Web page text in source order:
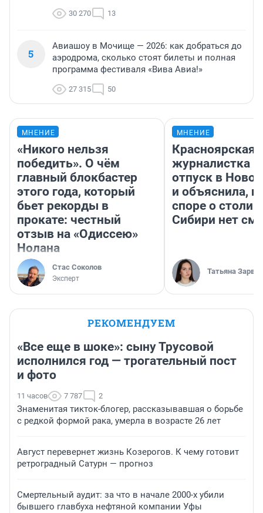
30 270 13
5
Авиашоу в Мочище — 2026: как добраться до
аэродрома, сколько стоят билеты и полная
программа фестиваля «Вива Авиа!»
27 315 50
МНЕНИЕ
«Никого нельзя
победить». О чём
главный блокбастер
этого года, который
бьет рекорды в
прокате: честный
отзыв на «Одиссею»
Нолана
Стас Соколов
Эксперт
МНЕНИЕ
Красноярская
журналистка
отпуск в
и объяснила,
споре о
Сибири нет
Татьяна Зарва
РЕКОМЕНДУЕМ
«Все еще в шоке»: сыну Трусовой
исполнился год — трогательный пост
и фото
11 часов 7 787 2
Знаменитая тикток-блогер, рассказывавшая о борьбе
с редкой формой рака, умерла в возрасте 26 лет
Август перевернет жизнь Козерогов. К чему готовит
ретроградный Сатурн — прогноз
Смертельный аудит: за что в начале 2000-х убили
бывшего главбуха нефтяной компании Уфы